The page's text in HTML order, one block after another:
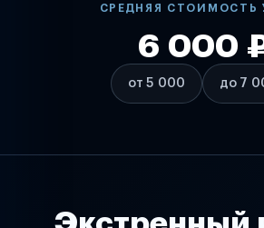
СРЕДНЯЯ СТОИМОСТЬ
от 5 000
6 000
до 7